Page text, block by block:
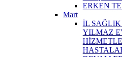
ERKEN
Mart
İL
YILMAZ